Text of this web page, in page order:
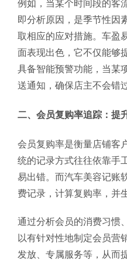
例如，当某个时间段的客
即分析原因，是季节性因
取相应的应对措施。车盈
面表现出色，它不仅能够
具备智能预警功能，当某
送通知，确保店主不会错
二、会员复购率追踪：提
会员复购率是衡量店铺客
统的记录方式往往依靠手
易出错。而汽车美容记账
费记录，计算复购率，并
通过分析会员的消费习惯
以有针对性地制定会员营
发放、专属服务等，从而